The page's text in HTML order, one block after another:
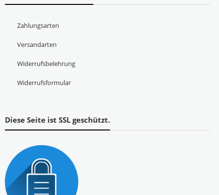
Zahlungsarten
Versandarten
Widerrufsbelehrung
Widerrufsformular
Diese Seite ist SSL geschützt.